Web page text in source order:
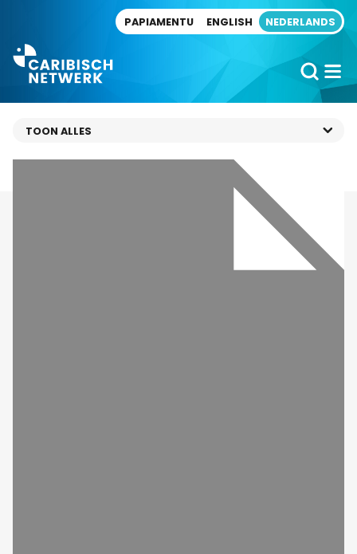
PAPIAMENTU ENGLISH NEDERLANDS